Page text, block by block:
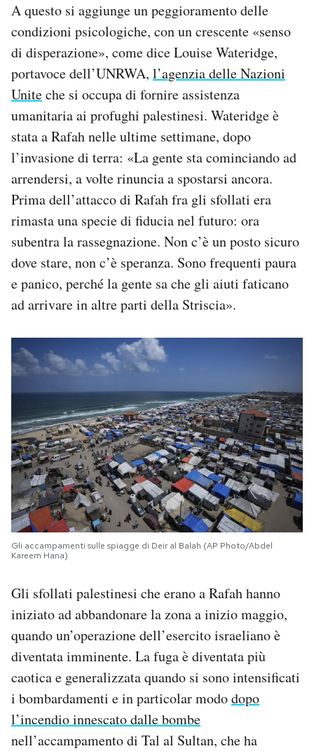
A questo si aggiunge un peggioramento delle
condizioni psicologiche, con un crescente «senso
di disperazione», come dice Louise Wateridge,
portavoce dell’UNRWA, l’agenzia delle Nazioni
Uniteche si occupa di fornire assistenza
umanitaria ai profughi palestinesi. Wateridge è
stata a Rafah nelle ultime settimane, dopo
l’invasione di terra: «La gente sta cominciando ad
arrendersi, a volte rinuncia a spostarsi ancora.
Prima dell’attacco di Rafah fra gli sfollati era
rimasta una specie di fiducia nel futuro: ora
subentra la rassegnazione. Non c’è un posto sicuro
dove stare, non c’è speranza. Sono frequenti paura
e panico, perché la gente sa che gli aiuti faticano
ad arrivare in altre parti della Striscia».
Gli accampamenti sulle spiagge di Deir al Balah (AP Photo/Abdel
Kareem Hana)
Gli sfollati palestinesi che erano a Rafah hanno
iniziato ad abbandonare la zona a inizio maggio,
quando un’operazione dell’esercito israeliano è
diventata imminente. La fuga è diventata più
caotica e generalizzata quando si sono intensificati
i bombardamenti e in particolar mododopo
l’incendio innescato dalle bombe
nell’accampamento di Tal al Sultan, che ha